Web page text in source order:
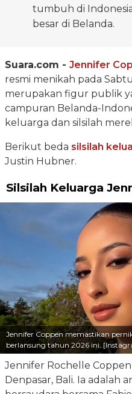
tumbuh di
besar di Belanda.
Suara.com - Jennifer
resmi menikah pada
merupakan figur publik
campuran Belanda-
keluarga dan silsilah
Berikut beda silsilah
Justin Hubner.
Silsilah Keluarga
Jennifer Coppen memastikan
berlansung tahun 2026 ini.
Jennifer Rochelle
Denpasar, Bali. Ia adalah